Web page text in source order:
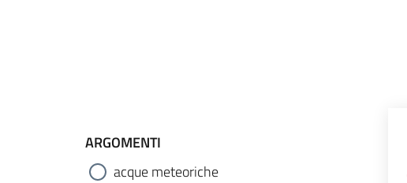
ARGOMENTI
acque meteoriche